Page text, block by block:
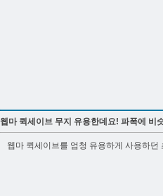
웹마 퀵세이브 무지 유용한데요! 파폭에 비
웹마 퀵세이브를 엄청 유용하게 사용하던